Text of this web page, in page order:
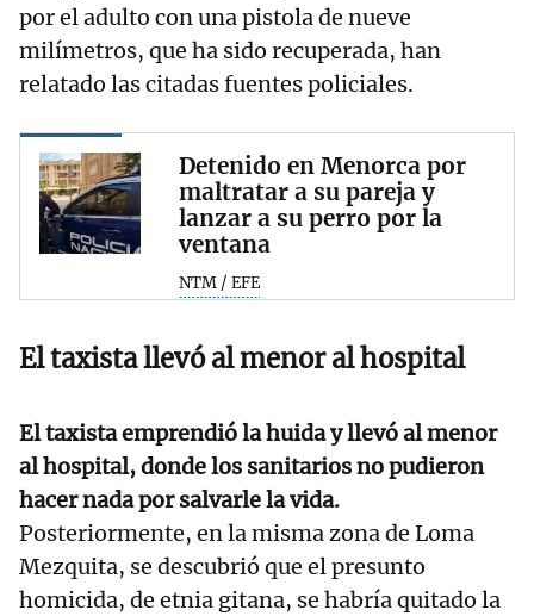
por el adulto con una pistola de nueve
milímetros, que ha sido recuperada, han
relatado las citadas fuentes policiales.
Detenido en Menorca por
maltratar a su pareja y
lanzar a su perro por la
ventana
NTM / EFE
El taxista llevó al menor al hospital
El taxista emprendió la huida y llevó al menor
al hospital, donde los sanitarios no pudieron
hacer nada por salvarle la vida.
Posteriormente, en la misma zona de Loma
Mezquita, se descubrió que el presunto
homicida, de etnia gitana, se habría quitado la